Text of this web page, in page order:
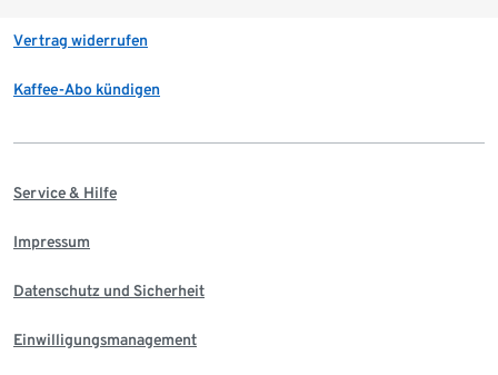
Vertrag widerrufen
Kaffee-Abo kündigen
Service & Hilfe
Impressum
Datenschutz und Sicherheit
Einwilligungsmanagement